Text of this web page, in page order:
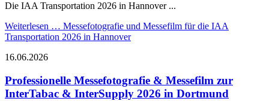
Die IAA Transportation 2026 in Hannover ...
Weiterlesen … Messefotografie und Messefilm für die IAA
Transportation 2026 in Hannover
16.06.2026
Professionelle Messefotografie & Messefilm zur
InterTabac & InterSupply 2026 in Dortmund